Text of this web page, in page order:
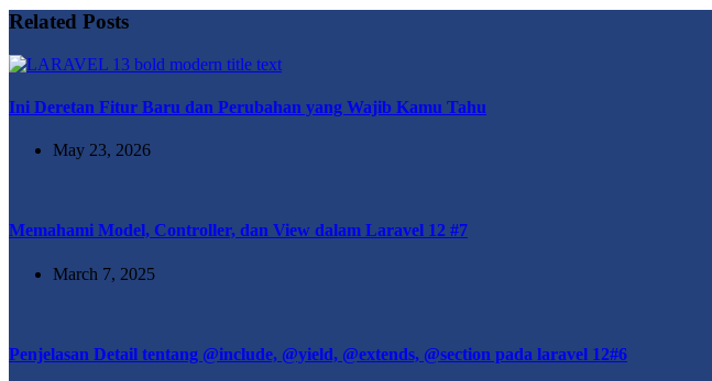
Related Posts
Ini Deretan Fitur Baru dan Perubahan yang Wajib Kamu Tahu
May 23, 2026
Memahami Model, Controller, dan View dalam Laravel 12 #7
March 7, 2025
Penjelasan Detail tentang @include, @yield, @extends, @section pada laravel 12#6